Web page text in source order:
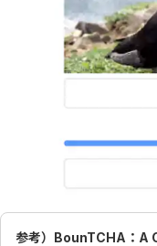
参考）BounTCHA：